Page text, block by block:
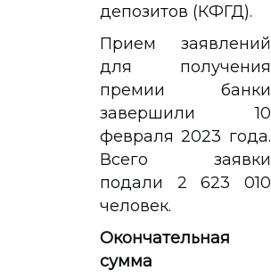
депозитов (КФГД).
Прием заявлений
для получения
премии банки
завершили 10
февраля 2023 года.
Всего заявки
подали 2 623 010
человек.
Окончательная
сумма